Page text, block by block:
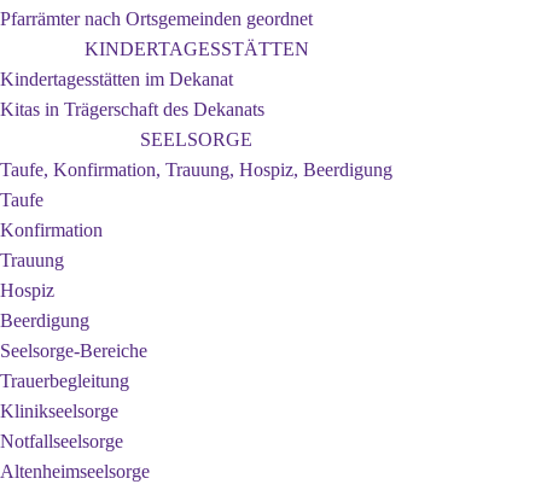
Pfarrämter nach Ortsgemeinden geordnet
KINDERTAGESSTÄTTEN
Kindertagesstätten im Dekanat
Kitas in Trägerschaft des Dekanats
SEELSORGE
Taufe, Konfirmation, Trauung, Hospiz, Beerdigung
Taufe
Konfirmation
Trauung
Hospiz
Beerdigung
Seelsorge-Bereiche
Trauerbegleitung
Klinikseelsorge
Notfallseelsorge
Altenheimseelsorge